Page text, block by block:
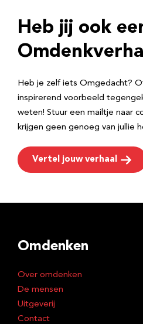
r
e
Heb jij ook
Heb je zelf iets Omgedacht?
inspirerend voorbeeld
weten! Stuur een mailtje naar
krijgen geen genoeg van jullie
Vertel jouw verhaal
Omdenken
Over omdenken
De mensen
Uitgeverij
Contact